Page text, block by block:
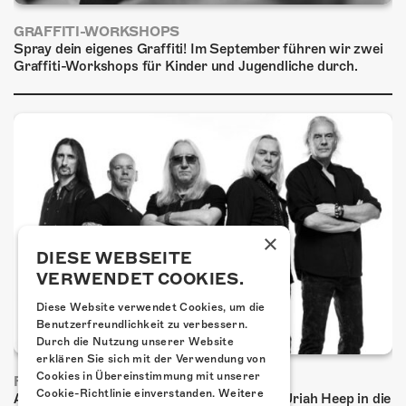
GRAFFITI-WORKSHOPS
Spray dein eigenes Graffiti! Im September führen wir zwei
Graffiti-Workshops für Kinder und Jugendliche durch.
FRISCH BESTÄTIGT: URIAH HEEP
Am Sonntag, 15. November 2026 kommen Uriah Heep in die
×
DIESE WEBSEITE
VERWENDET COOKIES.
Diese Website verwendet Cookies, um die
Benutzerfreundlichkeit zu verbessern.
Durch die Nutzung unserer Website
erklären Sie sich mit der Verwendung von
Cookies in Übereinstimmung mit unserer
Cookie-Richtlinie einverstanden. Weitere